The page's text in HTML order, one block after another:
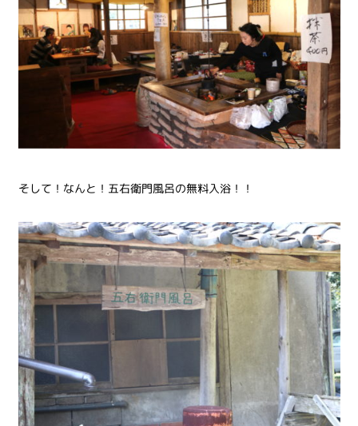
そして！なんと！五右衛門風呂の無料入浴！！